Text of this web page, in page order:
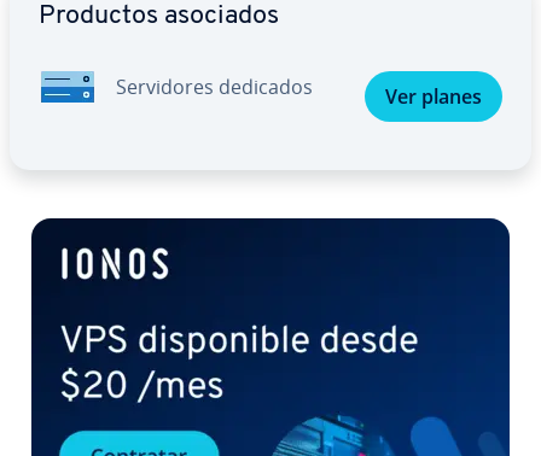
Productos asociados
Se­r­vi­do­res dedicados Ver planes